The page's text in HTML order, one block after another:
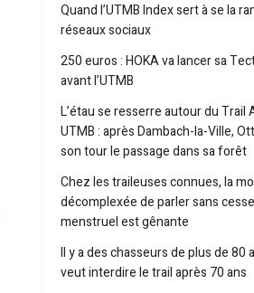
Quand l’UTMB Index sert à se la
réseaux sociaux
250 euros : HOKA va lancer sa
avant l’UTMB
L’étau se resserre autour du Trail
UTMB : après Dambach-la-Ville,
son tour le passage dans sa forêt
Chez les traileuses connues, la
décomplexée de parler sans
menstruel est gênante
Il y a des chasseurs de plus de 80
veut interdire le trail après 70 ans